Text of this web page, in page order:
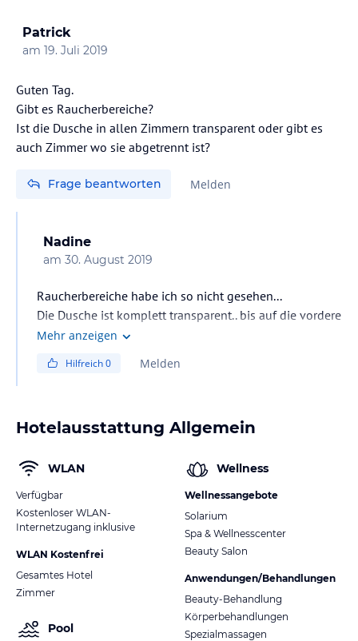
Patrick
am 19. Juli 2019
Guten Tag.
Gibt es Raucherbereiche?
Ist die Dusche in allen Zimmern transparent oder gibt es
Frage beantworten Melden
Nadine
am 30. August 2019
Raucherbereiche habe ich so nicht gesehen...
Die Dusche ist komplett transparent.. bis auf die vordere
2 Mauernstücke der Wand...
Mehr anzeigen
Hilfreich0 Melden
Hotelausstattung Allgemein
WLAN
Verfügbar
Kostenloser WLAN-
Internetzugang inklusive
WLAN Kostenfrei
Gesamtes Hotel
Zimmer
Pool
Wellness
Wellnessangebote
Solarium
Spa & Wellnesscenter
Beauty Salon
Anwendungen/Behandlungen
Beauty-Behandlung
Körperbehandlungen
Spezialmassagen